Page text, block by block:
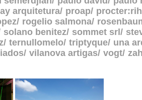
arquitetura proap
rogelio salmona
solano benitez sommet srl
ternullomelo triptyque una
vilanova artigas vogt